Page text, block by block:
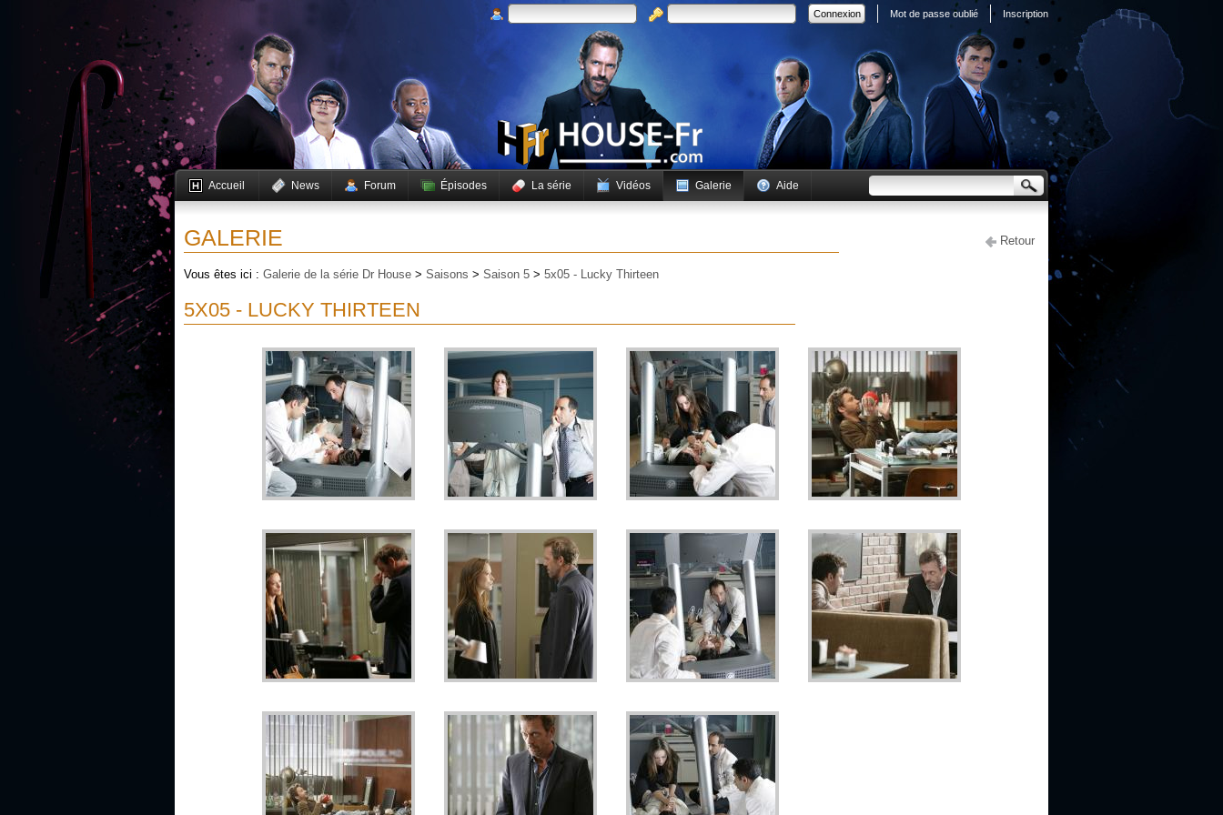
Inscription
Mot de passe oublié
Accueil News Forum Épisodes La série Vidéos Galerie Aide
Retour
GALERIE
Vous êtes ici : Galerie de la série Dr House > Saisons > Saison 5 > 5x05 - Lucky Thirteen
5X05 - LUCKY THIRTEEN